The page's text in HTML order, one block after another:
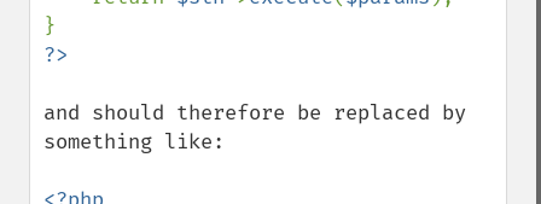
and should therefore be replaced by
something like: